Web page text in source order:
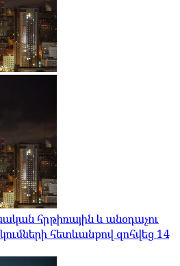
հրթիռային և անօդաչու
հետևանքով զոհվեց 14